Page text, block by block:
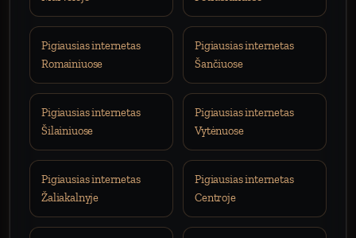
Pigiausias internetas
Romainiuose
Pigiausias internetas
Šančiuose
Pigiausias internetas
Šilainiuose
Pigiausias internetas
Vytėnuose
Pigiausias internetas
Žaliakalnyje
Pigiausias internetas
Centroje